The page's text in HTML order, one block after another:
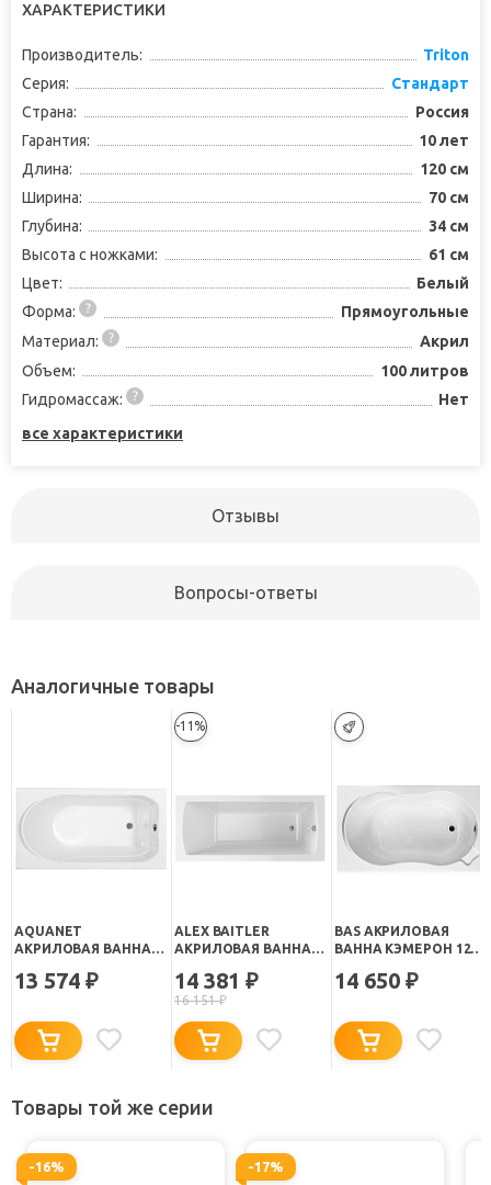
ХАРАКТЕРИСТИКИ
Производитель:
Triton
Серия:
Стандарт
Страна:
Россия
Гарантия:
10 лет
Длина:
120 см
Ширина:
70 см
Глубина:
34 см
Высота с ножками:
61 см
Цвет:
Белый
Форма:
Прямоугольные
Материал:
Акрил
Объем:
100 литров
Гидромассаж:
Нет
все характеристики
Отзывы
Вопросы-ответы
Аналогичные товары
AQUANET
АКРИЛОВАЯ ВАННА
13 574 ₽
-11%
ALEX BAITLER
АКРИЛОВАЯ ВАННА
14 381 ₽
16 151₽
BAS АКРИЛОВАЯ
ВАННА КЭМЕРОН 120
14 650 ₽
Товары той же серии
-16% -17%